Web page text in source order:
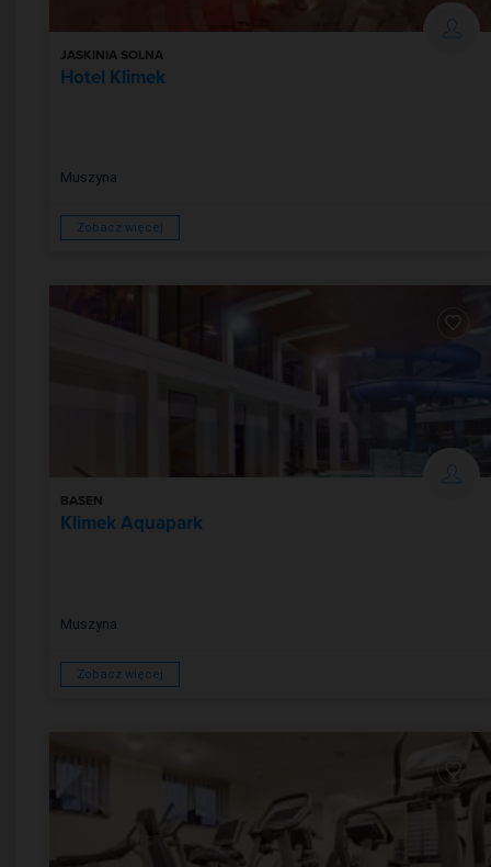
JASKINIA SOLNA
Hotel Klimek
Muszyna
Zobacz więcej
BASEN
Klimek Aquapark
Muszyna
Zobacz więcej